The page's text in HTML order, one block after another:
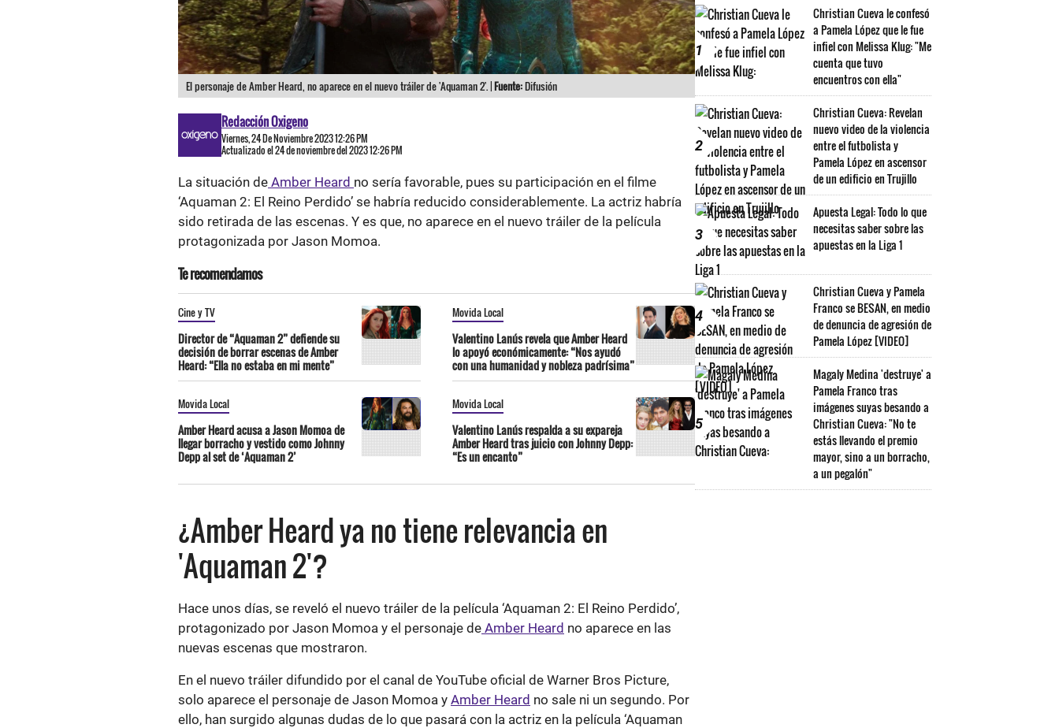
El personaje de Amber Heard, no aparece en el nuevo tráiler de 'Aquaman 2'. |Fuente:Difusión
Redacción Oxigeno
Viernes, 24 De Noviembre 2023 12:26 PM
Actualizado el 24 de noviembre del 2023 12:26 PM
La situación de Amber Heard no sería favorable, pues su participación en el filme
‘Aquaman 2: El Reino Perdido’ se habría reducido considerablemente. La actriz habría
sido retirada de las escenas. Y es que, no aparece en el nuevo tráiler de la película
protagonizada por Jason Momoa.
Te recomendamos
Cine y TV
Director de “Aquaman 2” defiende su
decisión de borrar escenas de Amber
Heard: “Ella no estaba en mi mente”
Movida Local
Valentino Lanús revela que Amber Heard
lo apoyó económicamente: “Nos ayudó
con una humanidad y nobleza padrísima”
Movida Local
Amber Heard acusa a Jason Momoa de
llegar borracho y vestido como Johnny
Depp al set de ‘Aquaman 2’
Movida Local
Valentino Lanús respalda a su expareja
Amber Heard tras juicio con Johnny Depp:
“Es un encanto”
¿Amber Heard ya no tiene relevancia en
'Aquaman 2'?
Hace unos días, se reveló el nuevo tráiler de la película ‘Aquaman 2: El Reino Perdido’,
protagonizado por Jason Momoa y el personaje de Amber Heard no aparece en las
nuevas escenas que mostraron.
En el nuevo tráiler difundido por el canal de YouTube oficial de Warner Bros Picture,
solo aparece el personaje de Jason Momoa y Amber Heard no sale ni un segundo. Por
ello, han surgido algunas dudas de lo que pasará con la actriz en la película ‘Aquaman
1
Christian Cueva le confesó
a Pamela López que le fue
infiel con Melissa Klug: "Me
cuenta que tuvo
encuentros con ella"
2
Christian Cueva: Revelan
nuevo video de la violencia
entre el futbolista y
Pamela López en ascensor
de un edificio en Trujillo
3
Apuesta Legal: Todo lo que
necesitas saber sobre las
apuestas en la Liga 1
4
Christian Cueva y Pamela
Franco se BESAN, en medio
de denuncia de agresión de
Pamela López [VIDEO]
5
Magaly Medina 'destruye' a
Pamela Franco tras
imágenes suyas besando a
Christian Cueva: "No te
estás llevando el premio
mayor, sino a un borracho,
a un pegalón"